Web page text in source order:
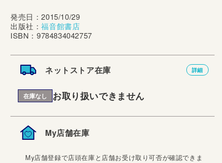
発売日：2015/10/29
出版社：福音館書店
ISBN：9784834042757
ネットストア在庫 詳細
在庫なし お取り扱いできません
My店舗在庫
My店舗登録で店頭在庫と店舗お受け取り可否が確認できま